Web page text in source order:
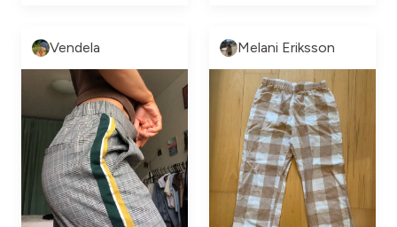
Vendela Melani Eriksson